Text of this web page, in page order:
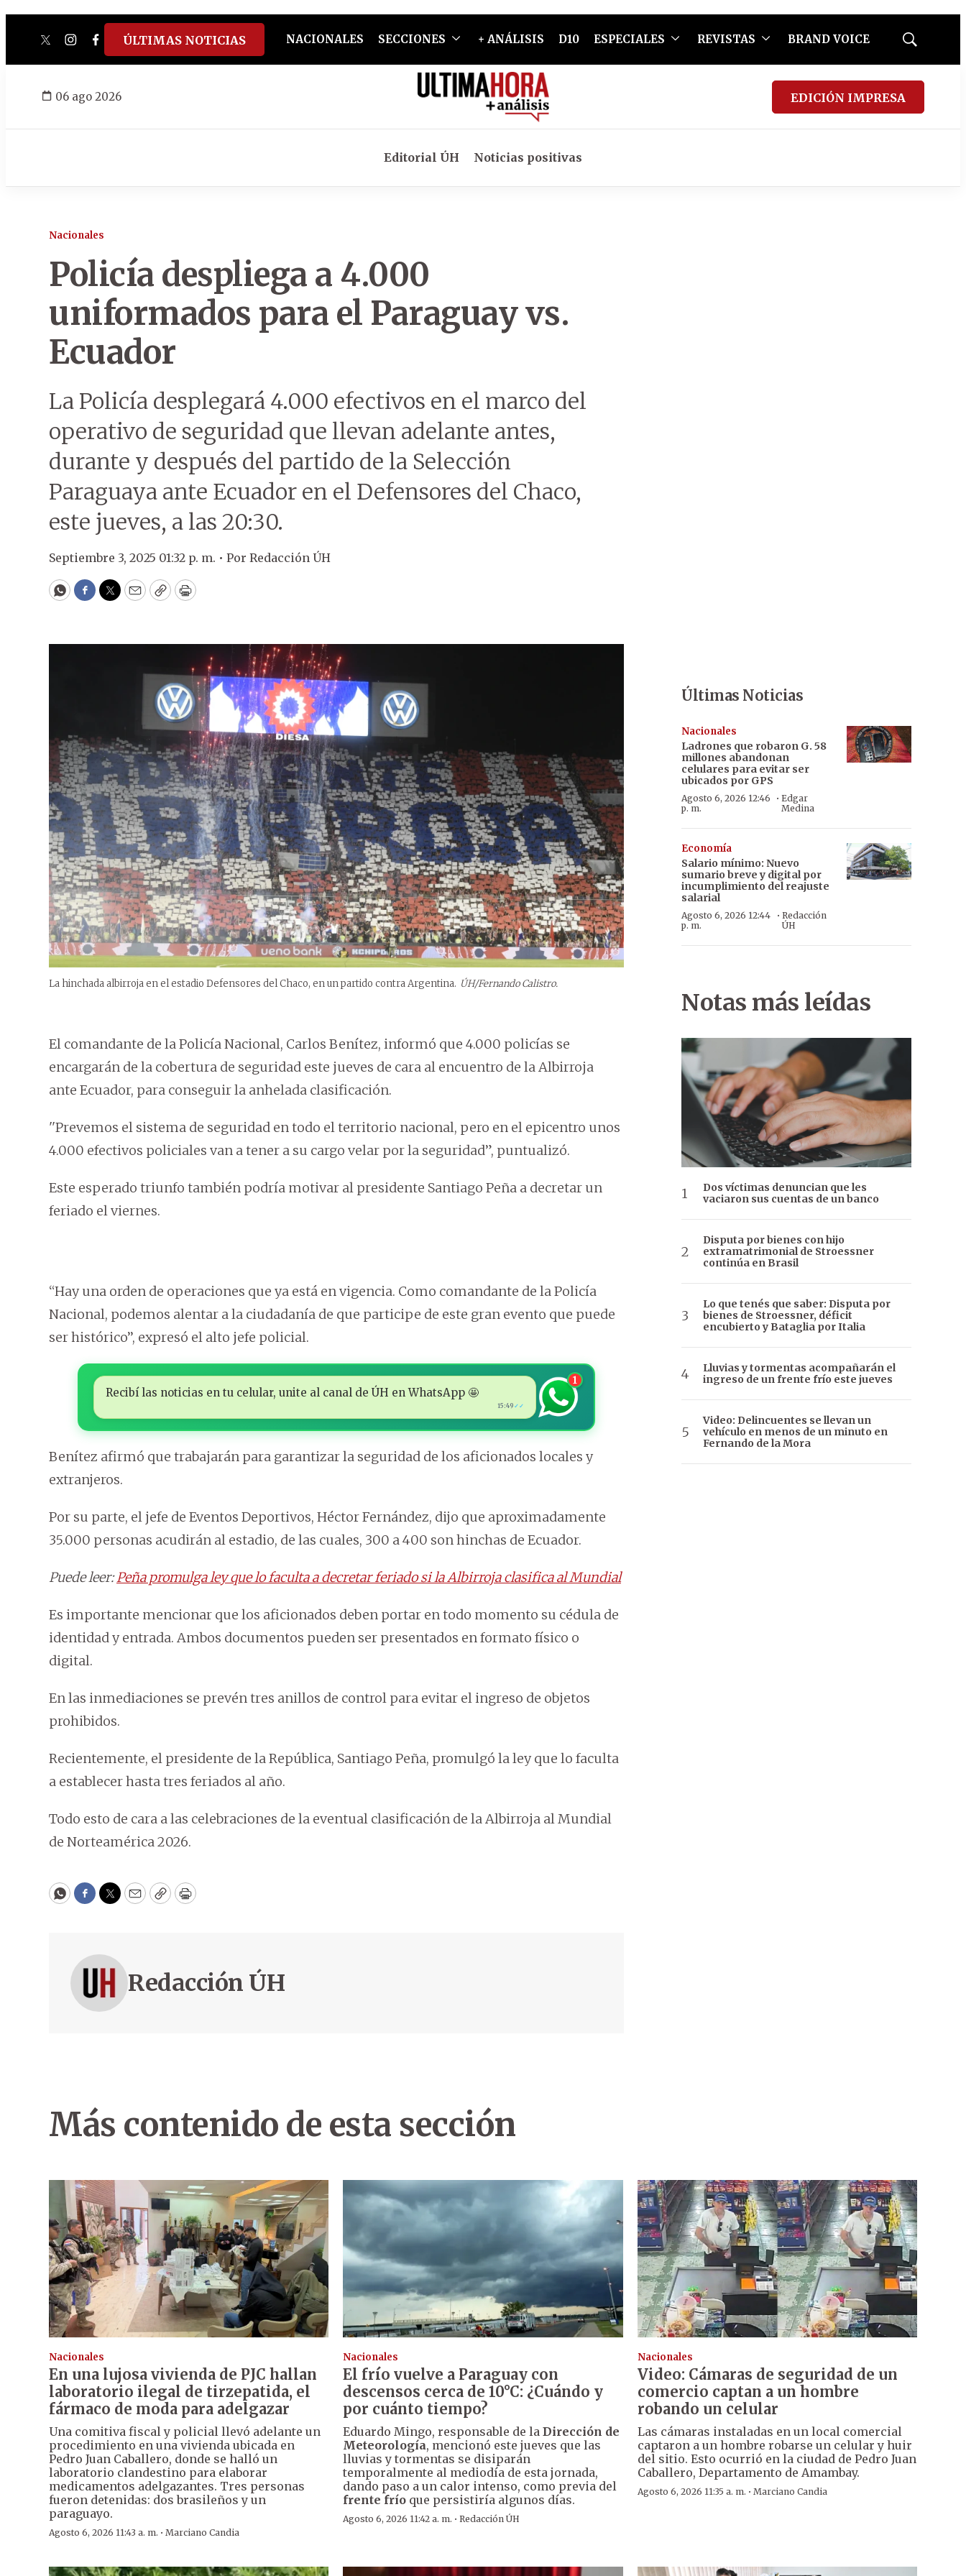
twitterinstagram
facebook
tiktokyoutube
spotify
ÚLTIMAS NOTICIAS NACIONALES SECCIONES + ANÁLISIS D10 ESPECIALES REVISTAS BRAND VOICE
Mostrar
06 ago 2026 EDICIÓN IMPRESA
Editorial ÚH Noticias positivas
Nacionales
Policía despliega a 4.000
uniformados para el Paraguay vs.
Ecuador
La Policía desplegará 4.000 efectivos en el marco del
operativo de seguridad que llevan adelante antes,
durante y después del partido de la Selección
Paraguaya ante Ecuador en el Defensores del Chaco,
este jueves, a las 20:30.
Septiembre 3, 2025 01:32 p. m. • Por Redacción ÚH
WhatsApp
Facebook
Twitter
EmailCopyPrint
La hinchada albirroja en el estadio Defensores del Chaco, en un partido contra Argentina. ÚH/Fernando Calistro.
El comandante de la Policía Nacional, Carlos Benítez, informó que 4.000 policías se
encargarán de la cobertura de seguridad este jueves de cara al encuentro de la Albirroja
ante Ecuador, para conseguir la anhelada clasificación.
''Prevemos el sistema de seguridad en todo el territorio nacional, pero en el epicentro unos
4.000 efectivos policiales van a tener a su cargo velar por la seguridad”, puntualizó.
Este esperado triunfo también podría motivar al presidente Santiago Peña a decretar un
feriado el viernes.
“Hay una orden de operaciones que ya está en vigencia. Como comandante de la Policía
Nacional, podemos alentar a la ciudadanía de que participe de este gran evento que puede
ser histórico’’, expresó el alto jefe policial.
Recibí las noticias en tu celular, unite al canal de ÚH en WhatsApp 🤩
15:49 ✓✓
1
Benítez afirmó que trabajarán para garantizar la seguridad de los aficionados locales y
extranjeros.
Por su parte, el jefe de Eventos Deportivos, Héctor Fernández, dijo que aproximadamente
35.000 personas acudirán al estadio, de las cuales, 300 a 400 son hinchas de Ecuador.
Puede leer:Peña promulga ley que lo faculta a decretar feriado si la Albirroja clasifica al Mundial
Es importante mencionar que los aficionados deben portar en todo momento su cédula de
identidad y entrada. Ambos documentos pueden ser presentados en formato físico o
digital.
En las inmediaciones se prevén tres anillos de control para evitar el ingreso de objetos
prohibidos.
Recientemente, el presidente de la República, Santiago Peña, promulgó la ley que lo faculta
a establecer hasta tres feriados al año.
Todo esto de cara a las celebraciones de la eventual clasificación de la Albirroja al Mundial
de Norteamérica 2026.
WhatsApp
Facebook
Twitter
EmailCopyPrint
Redacción ÚH
Últimas Noticias
Nacionales
Ladrones que robaron G. 58
millones abandonan
celulares para evitar ser
ubicados por GPS
Agosto 6, 2026 12:46
p. m.
· Edgar
Medina
Economía
Salario mínimo: Nuevo
sumario breve y digital por
incumplimiento del reajuste
salarial
Agosto 6, 2026 12:44
p. m.
· Redacción
ÚH
Notas más leídas
Dos víctimas denuncian que les
vaciaron sus cuentas de un banco
Disputa por bienes con hijo
extramatrimonial de Stroessner
continúa en Brasil
Lo que tenés que saber: Disputa por
bienes de Stroessner, déficit
encubierto y Bataglia por Italia
Lluvias y tormentas acompañarán el
ingreso de un frente frío este jueves
Video: Delincuentes se llevan un
vehículo en menos de un minuto en
Fernando de la Mora
Más contenido de esta sección
Nacionales
En una lujosa vivienda de PJC hallan
laboratorio ilegal de tirzepatida, el
fármaco de moda para adelgazar
Una comitiva fiscal y policial llevó adelante un
procedimiento en una vivienda ubicada en
Pedro Juan Caballero, donde se halló un
laboratorio clandestino para elaborar
medicamentos adelgazantes. Tres personas
fueron detenidas: dos brasileños y un
paraguayo.
Agosto 6, 2026 11:43 a. m. · Marciano Candia
Nacionales
El frío vuelve a Paraguay con
descensos cerca de 10°C: ¿Cuándo y
por cuánto tiempo?
Eduardo Mingo, responsable de laDirección de
Meteorología, mencionó este jueves que las
lluvias y tormentas se disiparán
temporalmente al mediodía de esta jornada,
dando paso a un calor intenso, como previa del
frente frío que persistiría algunos días.
Agosto 6, 2026 11:42 a. m. ·Redacción ÚH
Nacionales
Video: Cámaras de seguridad de un
comercio captan a un hombre
robando un celular
Las cámaras instaladas en un local comercial
captaron a un hombre robarse un celular y huir
del sitio. Esto ocurrió en la ciudad de Pedro Juan
Caballero, Departamento de Amambay.
Agosto 6, 2026 11:35 a. m. · Marciano Candia